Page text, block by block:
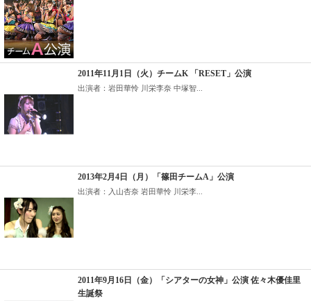
2011年11月1日（火）チームK 「RESET」公演
出演者：岩田華怜 川栄李奈 中塚智...
2013年2月4日（月）「篠田チームA」公演
出演者：入山杏奈 岩田華怜 川栄李...
2011年9月16日（金）「シアターの女神」公演 佐々木優佳里
生誕祭